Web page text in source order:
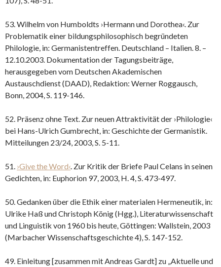
53. Wilhelm von Humboldts ›Hermann und Dorothea‹. Zur
Problematik einer bildungsphilosophisch begründeten
Philologie, in: Germanistentreffen. Deutschland – Italien. 8. –
12.10.2003. Dokumentation der Tagungsbeiträge,
herausgegeben vom Deutschen Akademischen
Austauschdienst (DAAD), Redaktion: Werner Roggausch,
Bonn, 2004, S. 119-146.
52. Präsenz ohne Text. Zur neuen Attraktivität der ›Philologie‹
bei Hans-Ulrich Gumbrecht, in: Geschichte der Germanistik.
Mitteilungen 23/24, 2003, S. 5-11.
51. ›Give the Word‹. Zur Kritik der Briefe Paul Celans in seinen
Gedichten, in: Euphorion 97, 2003, H. 4, S. 473-497.
50. Gedanken über die Ethik einer materialen Hermeneutik, in:
Ulrike Haß und Christoph König (Hgg.), Literaturwissenschaft
und Linguistik von 1960 bis heute, Göttingen: Wallstein, 2003
(Marbacher Wissenschaftsgeschichte 4), S. 147-152.
49. Einleitung [zusammen mit Andreas Gardt] zu „Aktuelle und